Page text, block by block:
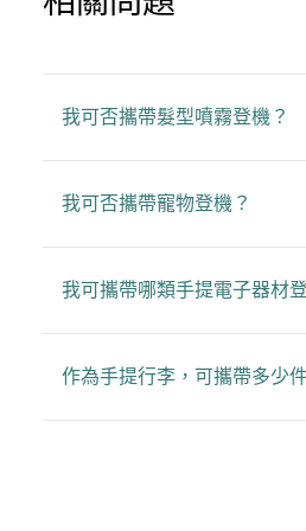
我可否攜帶髮型噴霧登機？
我可否攜帶寵物登機？
我可攜帶哪類手提電子器材
作為手提行李，可攜帶多少